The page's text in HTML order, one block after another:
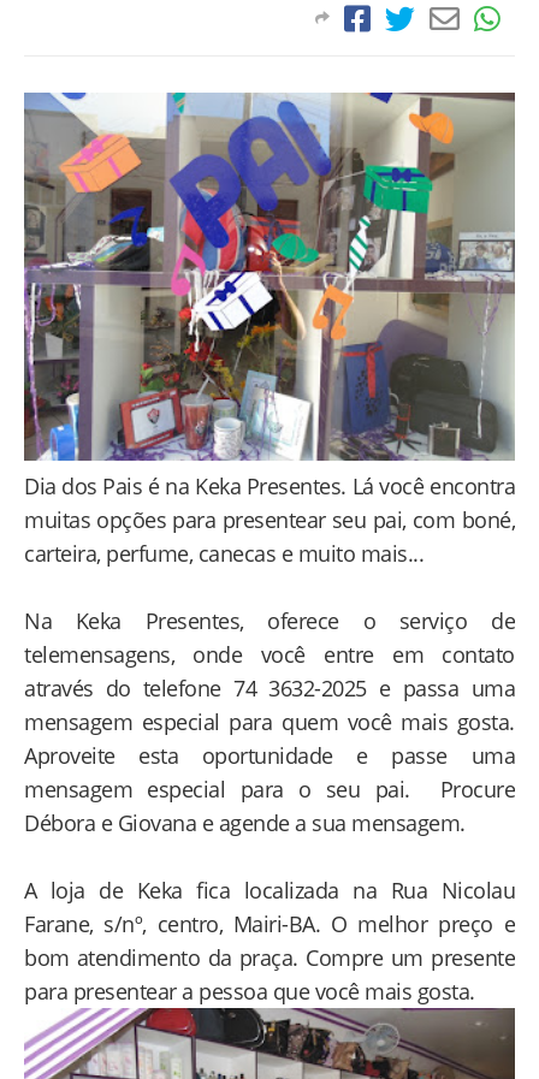
Dia dos Pais é na Keka Presentes. Lá você encontra
muitas opções para presentear seu pai, com boné,
carteira, perfume, canecas e muito mais...
Na Keka Presentes, oferece o serviço de
telemensagens, onde você entre em contato
através do telefone 74 3632-2025 e passa uma
mensagem especial para quem você mais gosta.
Aproveite esta oportunidade e passe uma
mensagem especial para o seu pai. Procure
Débora e Giovana e agende a sua mensagem.
A loja de Keka fica localizada na Rua Nicolau
Farane, s/nº, centro, Mairi-BA. O melhor preço e
bom atendimento da praça. Compre um presente
para presentear a pessoa que você mais gosta.